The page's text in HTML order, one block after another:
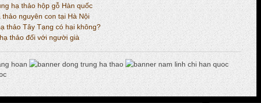
hạ thảo hộp gỗ Hàn quốc
nguyên con tại Hà Nội
thảo Tây Tạng có hại không?
thảo đối với người già